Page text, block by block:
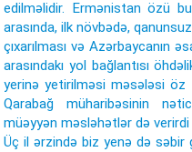
edilməlidir. Ermənistan özü
arasında, ilk növbədə,
çıxarılması və Azərbaycanın
arasındakı yol bağlantısı
yerinə yetirilməsi məsələsi öz
Qarabağ müharibəsinin
müəyyən məsləhətlər də
Üç il ərzində biz yenə də